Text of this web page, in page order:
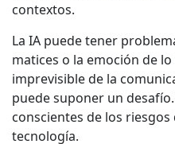
contextos.
La IA puede tener
matices o la emoción de
imprevisible de la
puede suponer un
conscientes de los
tecnología.